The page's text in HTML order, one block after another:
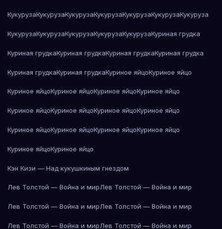
КукурузаКукурузаКукурузаКукурузаКукурузаКукурузаКукуруза
КукурузаКукурузаКукурузаКукурузаКукурузаКуриная грудка
Куриная грудкаКуриная грудкаКуриная грудкаКуриная грудка
Куриная грудкаКуриная грудкаКуриное яйцоКуриное яйцо
Куриное яйцоКуриное яйцоКуриное яйцоКуриное яйцо
Куриное яйцоКуриное яйцоКуриное яйцоКуриное яйцо
Куриное яйцоКуриное яйцоКуриное яйцоКуриное яйцо
Куриное яйцоКуриное яйцо
Кэн Кизи — Над кукушкиным гнездом
Лев Толстой — Война и мирЛев Толстой — Война и мир
Лев Толстой — Война и мирЛев Толстой — Война и мир
Лев Толстой — Война и мирЛев Толстой — Война и мир